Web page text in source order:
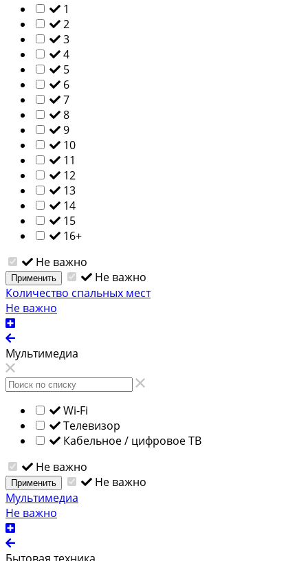
1
2
3
4
5
6
7
8
9
10
11
12
13
14
15
16+
Не важно
Применить
Не важно
Количество спальных мест
Не важно
Мультимедиа
Wi-Fi
Телевизор
Кабельное / цифровое ТВ
Не важно
Применить
Не важно
Мультимедиа
Не важно